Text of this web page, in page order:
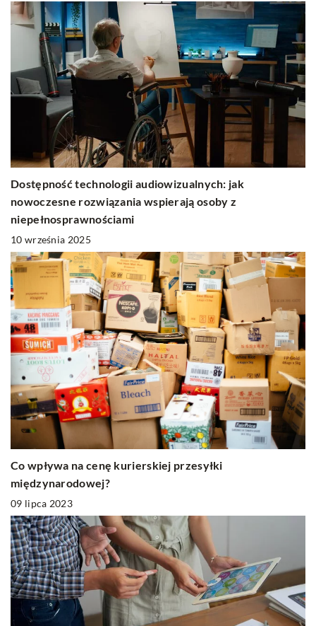
Dostępność technologii audiowizualnych: jak
nowoczesne rozwiązania wspierają osoby z
niepełnosprawnościami
10 września 2025
Co wpływa na cenę kurierskiej przesyłki
międzynarodowej?
09 lipca 2023